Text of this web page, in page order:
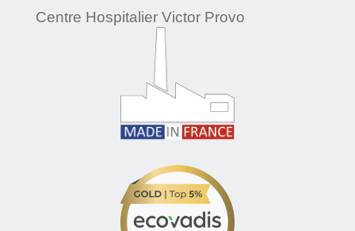
Centre Hospitalier Victor Provo